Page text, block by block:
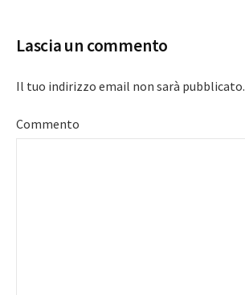
Lascia un commento
Il tuo indirizzo email non sarà pubblicato.
Commento